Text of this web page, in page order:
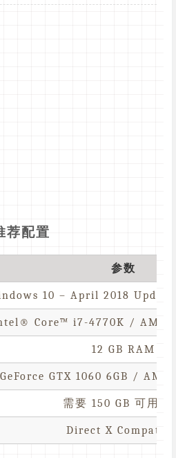
荐配置
参数
10 – April 2018
Core™ i7-4770K / AMD
12 GB RAM
GTX 1060 6GB / AMD
需要 150 GB 可用空
Direct X